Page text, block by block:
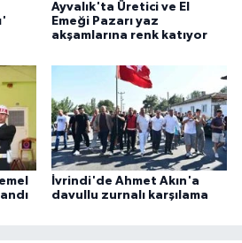
Ayvalık'ta Üretici ve El
Emeği Pazarı yaz
akşamlarına renk katıyor
İvrindi'de Ahmet Akın'a
davullu zurnalı karşılama